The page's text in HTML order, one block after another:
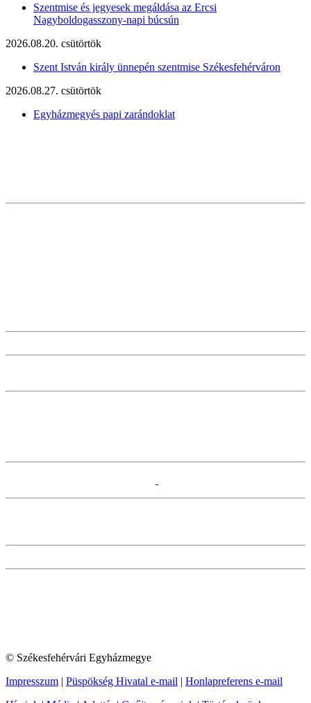
Szentmise és jegyesek megáldása az Ercsi
Nagyboldogasszony-napi búcsún
2026.08.20. csütörtök
Szent István király ünnepén szentmise Székesfehérváron
2026.08.27. csütörtök
Egyházmegyés papi zarándoklat
© Székesfehérvári Egyházmegye
Impresszum | Püspökség Hivatal e-mail | Honlapreferens e-mail